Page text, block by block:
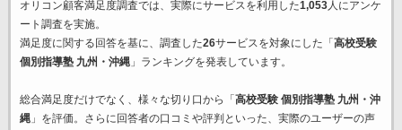
オリコン顧客満足度調査では、実際にサービスを利用した1,053人にアンケ
ート調査を実施。
満足度に関する回答を基に、調査した26サービスを対象にした「 高校受験
個別指導塾 九州・沖縄」ランキングを発表しています。
総合満足度だけでなく、様々な切り口から「 高校受験 個別指導塾 九州・沖
縄」を評価。さらに回答者の口コミや評判といった、実際のユーザーの声